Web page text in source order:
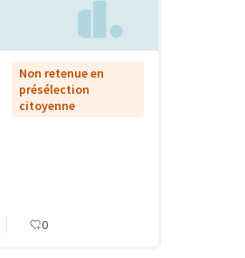
Non retenue en
présélection
citoyenne
0